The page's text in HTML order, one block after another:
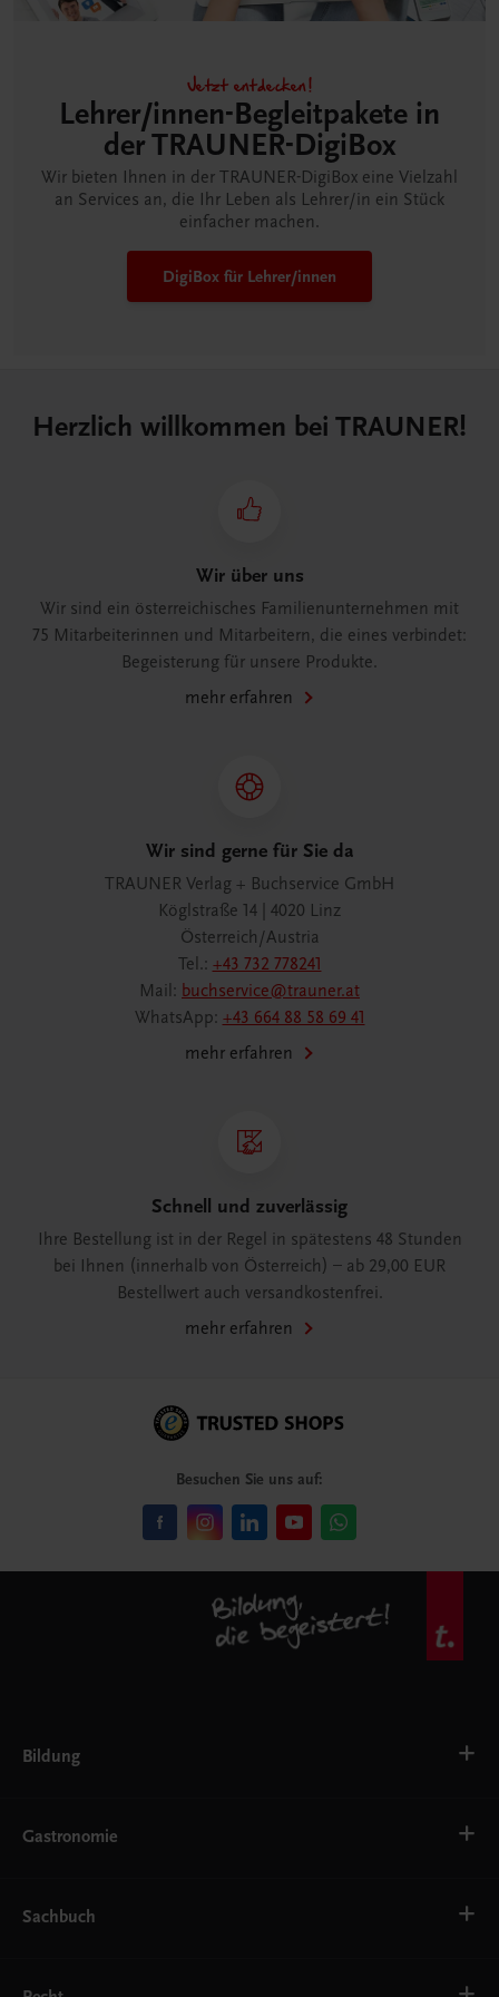
Jetzt entdecken!
Lehrer/innen-Begleitpakete in
der TRAUNER-DigiBox
Wir bieten Ihnen in der TRAUNER-DigiBox eine Vielzahl
an Services an, die Ihr Leben als Lehrer/in ein Stück
einfacher machen.
DigiBox für Lehrer/innen
Herzlich willkommen bei TRAUNER!
Wir über uns
Wir sind ein österreichisches Familienunternehmen mit
75 Mitarbeiterinnen und Mitarbeitern, die eines verbindet:
Begeisterung für unsere Produkte.
mehr erfahren
Wir sind gerne für Sie da
TRAUNER Verlag + Buchservice GmbH
Köglstraße 14 | 4020 Linz
Österreich/Austria
Tel.: +43 732 778241
Mail: buchservice@trauner.at
WhatsApp: +43 664 88 58 69 41
mehr erfahren
Schnell und zuverlässig
Ihre Bestellung ist in der Regel in spätestens 48 Stunden
bei Ihnen (innerhalb von Österreich) – ab 29,00 EUR
Bestellwert auch versandkostenfrei.
mehr erfahren
Besuchen Sie uns auf:
Bildung
AHS
EWF/ZWF
FW
Gastronomie
Getränke
Service
Sachbuch